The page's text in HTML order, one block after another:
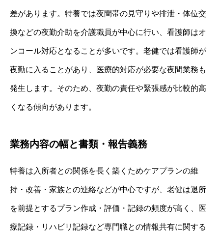
差があります。特養では夜間帯の見守りや排泄・体位交
換などの夜勤介助を介護職員が中心に行い、看護師はオ
ンコール対応となることが多いです。老健では看護師が
夜勤に入ることがあり、医療的対応が必要な夜間業務も
発生します。そのため、夜勤の責任や緊張感が比較的高
くなる傾向があります。
業務内容の幅と書類・報告義務
特養は入所者との関係を長く築くためケアプランの維
持・改善・家族との連絡などが中心ですが、老健は退所
を前提とするプラン作成・評価・記録の頻度が高く、医
療記録・リハビリ記録など専門職との情報共有に関する